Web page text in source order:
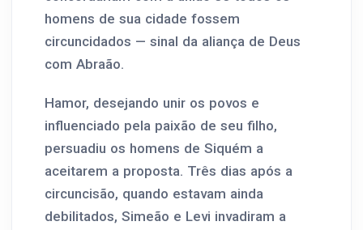
homens de sua cidade fossem
circuncidados — sinal da aliança de Deus
com Abraão.
Hamor, desejando unir os povos e
influenciado pela paixão de seu filho,
persuadiu os homens de Siquém a
aceitarem a proposta. Três dias após a
circuncisão, quando estavam ainda
debilitados, Simeão e Levi invadiram a